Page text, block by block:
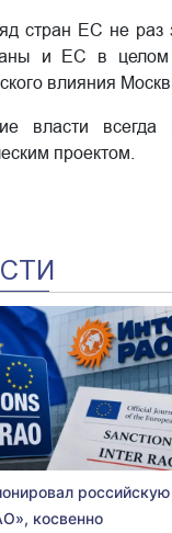
стран ЕС не раз
и ЕС в целом
влияния
власти
проектом.
российскую
косвенно